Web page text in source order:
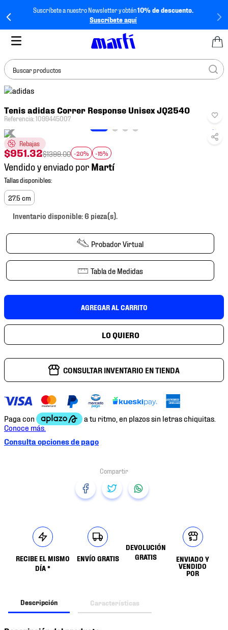
Suscríbete a nuestro Newsletter y obtén10% de descuento.
Suscríbete aquí
Buscar productos
Tenis adidas Correr Response Unisex JQ2540
Referencia:1099445007
Rebajas
$951.32$1399.00 -20% -15%
Vendido y enviado por
27.5 cm
Inventario disponible: 6 pieza(s).
Probador Virtual
Tabla de Medidas
AGREGAR AL CARRITO
CONSULTAR INVENTARIO EN TIENDA
Consulta opciones de pago
RECIBE EL MISMO
DÍA *
ENVÍO GRATIS
DEVOLUCIÓN
GRATIS
ENVIADO Y
VENDIDO
POR
Descripción Características
BUSCADOS
2.
tenis hombre
tenis
4.
jersey
5.
tenis futbol
6.
mochila
7.
chivas
8.
mochilas